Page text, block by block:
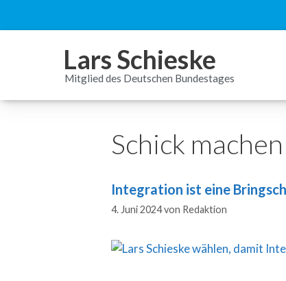
Lars Schieske
Mitglied des Deutschen Bundestages
Schick
Integration ist eine
4. Juni 2024von Redaktion